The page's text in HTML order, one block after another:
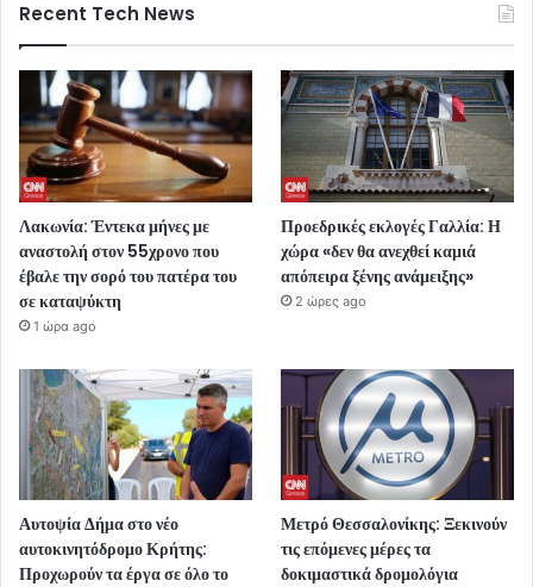
Recent Tech News
Λακωνία: Έντεκα μήνες με
αναστολή στον 55χρονο που
έβαλε την σορό του πατέρα του
σε καταψύκτη
1 ώρα ago
Προεδρικές εκλογές Γαλλία: Η
χώρα «δεν θα ανεχθεί καμιά
απόπειρα ξένης ανάμειξης»
2 ώρες ago
Αυτοψία Δήμα στο νέο
αυτοκινητόδρομο Κρήτης:
Προχωρούν τα έργα σε όλο το
Μετρό Θεσσαλονίκης: Ξεκινούν
τις επόμενες μέρες τα
δοκιμαστικά δρομολόγια